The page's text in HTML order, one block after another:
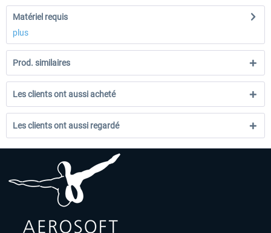
Matériel requis
plus
Prod. similaires
Les clients ont aussi acheté
Les clients ont aussi regardé